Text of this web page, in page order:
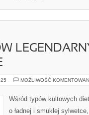
MOŻLIWOŚĆ
Wśród typów kultowych
o ładnej i smukłej